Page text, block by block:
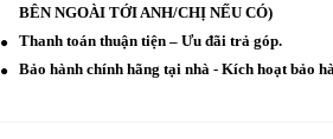
BÊN NGOÀI TỚI ANH/CHỊ NẾU CÓ)
Thanh toán thuận tiện – Ưu đãi trả góp.
Bảo hành chính hãng tại nhà - Kích hoạt bảo